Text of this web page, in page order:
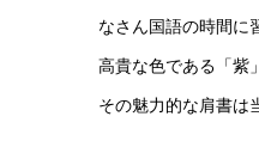
なさん国語の時間に
高貴な色である「紫
その魅力的な肩書は